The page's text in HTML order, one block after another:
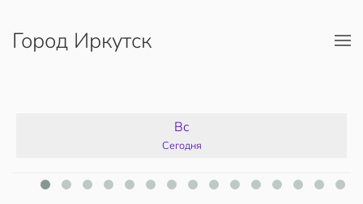
Перейти к содержимому
Город Иркутск
Вс
Сегодня